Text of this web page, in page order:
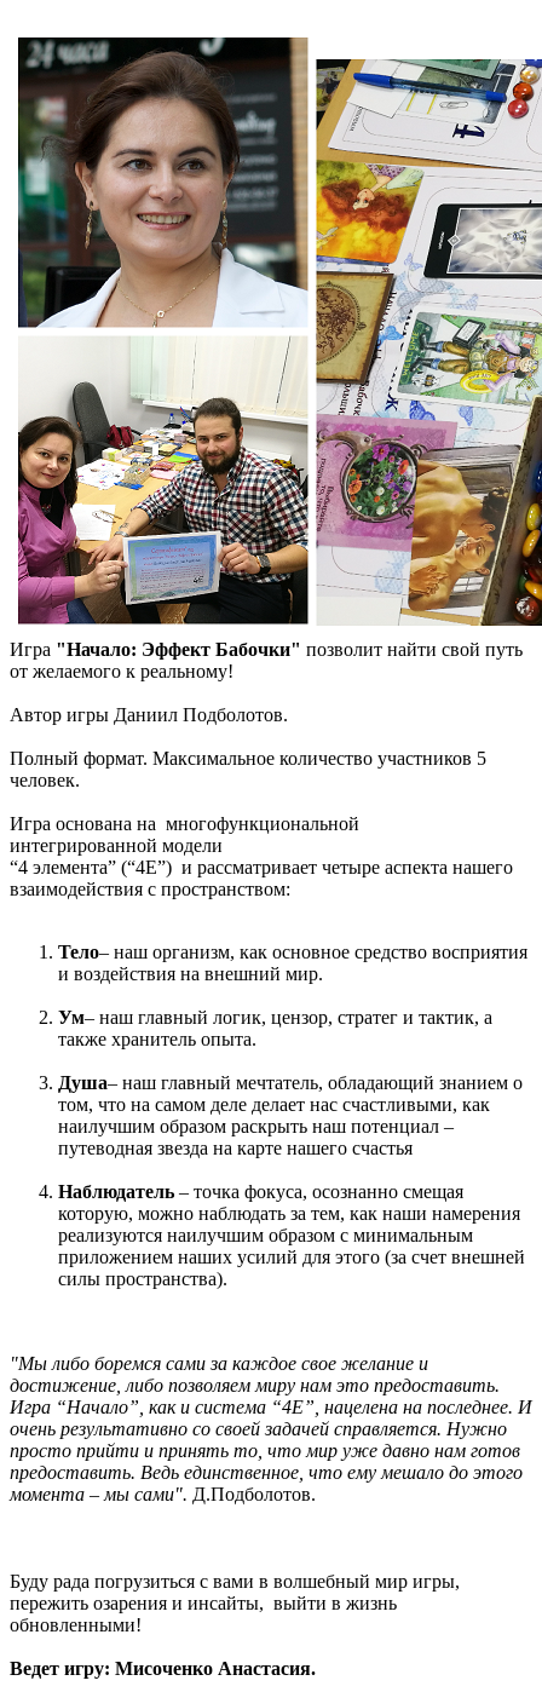
Игра "Начало: Эффект Бабочки" позволит найти свой путь
от желаемого к реальному!
Автор игры Даниил Подболотов.
Полный формат. Максимальное количество участников 5
человек.
Игра основана на многофункциональной
интегрированной модели
“4 элемента” (“4E”) и рассматривает четыре аспекта нашего
взаимодействия с пространством:
Тело– наш организм, как основное средство восприятия
и воздействия на внешний мир.
Ум– наш главный логик, цензор, стратег и тактик, а
также хранитель опыта.
Душа– наш главный мечтатель, обладающий знанием о
том, что на самом деле делает нас счастливыми, как
наилучшим образом раскрыть наш потенциал –
путеводная звезда на карте нашего счастья
Наблюдатель – точка фокуса, осознанно смещая
которую, можно наблюдать за тем, как наши намерения
реализуются наилучшим образом с минимальным
приложением наших усилий для этого (за счет внешней
силы пространства).
"Мы либо боремся сами за каждое свое желание и
достижение, либо позволяем миру нам это предоставить.
Игра “Начало”, как и система “4E” , нацелена на последнее. И
очень результативно со своей задачей справляется. Нужно
просто прийти и принять то, что мир уже давно нам готов
предоставить. Ведь единственное, что ему мешало до этого
момента – мы сами". Д.Подболотов.
Буду рада погрузиться с вами в волшебный мир игры,
пережить озарения и инсайты, выйти в жизнь
обновленными!
Ведет игру: Мисоченко Анастасия.